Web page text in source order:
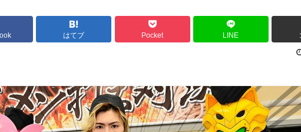
はてブ Pocket LINE